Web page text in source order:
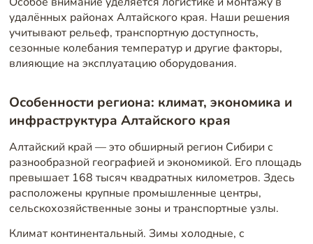
удалённых районах Алтайского края. Наши решения
учитывают рельеф, транспортную доступность,
сезонные колебания температур и другие факторы,
влияющие на эксплуатацию оборудования.
Особенности региона: климат, экономика и
инфраструктура Алтайского края
Алтайский край — это обширный регион Сибири с
разнообразной географией и экономикой. Его площадь
превышает 168 тысяч квадратных километров. Здесь
расположены крупные промышленные центры,
сельскохозяйственные зоны и транспортные узлы.
Климат континентальный. Зимы холодные, с